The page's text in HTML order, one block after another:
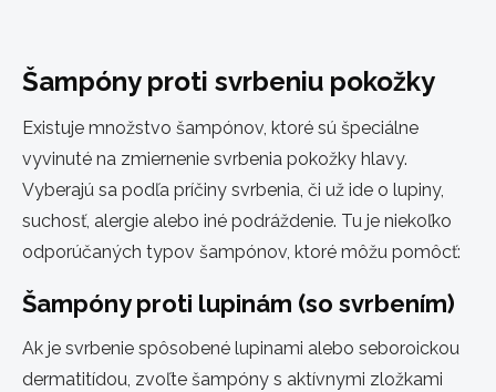
Šampóny proti svrbeniu pokožky
Existuje množstvo šampónov, ktoré sú špeciálne
vyvinuté na zmiernenie svrbenia pokožky hlavy.
Vyberajú sa podľa príčiny svrbenia, či už ide o lupiny,
suchosť, alergie alebo iné podráždenie. Tu je niekoľko
odporúčaných typov šampónov, ktoré môžu pomôcť:
Šampóny proti lupinám (so svrbením)
Ak je svrbenie spôsobené lupinami alebo seboroickou
dermatitídou, zvoľte šampóny s aktívnymi zložkami